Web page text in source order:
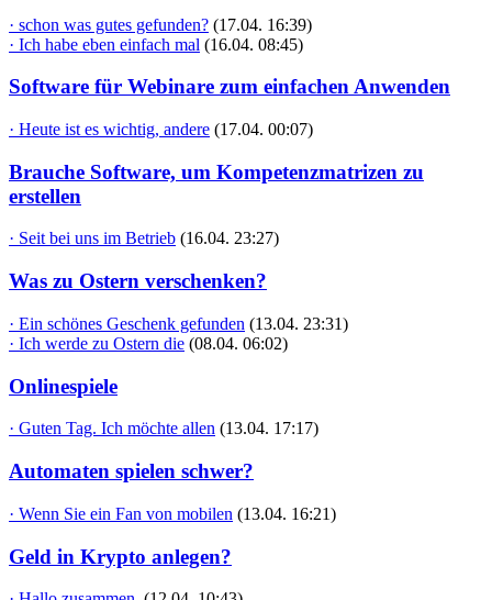
· schon was gutes gefunden? (17.04. 16:39)
· Ich habe eben einfach mal (16.04. 08:45)
Software für Webinare zum einfachen Anwenden
· Heute ist es wichtig, andere (17.04. 00:07)
Brauche Software, um Kompetenzmatrizen zu
erstellen
· Seit bei uns im Betrieb (16.04. 23:27)
Was zu Ostern verschenken?
· Ein schönes Geschenk gefunden (13.04. 23:31)
· Ich werde zu Ostern die (08.04. 06:02)
Onlinespiele
· Guten Tag. Ich möchte allen (13.04. 17:17)
Automaten spielen schwer?
· Wenn Sie ein Fan von mobilen (13.04. 16:21)
Geld in Krypto anlegen?